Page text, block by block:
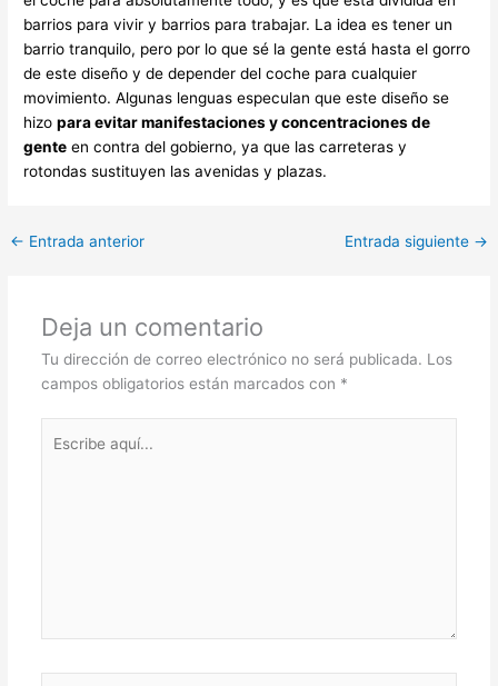
barrios para vivir y barrios para trabajar. La idea es tener un
barrio tranquilo, pero por lo que sé la gente está hasta el gorro
de este diseño y de depender del coche para cualquier
movimiento. Algunas lenguas especulan que este diseño se
hizopara evitar manifestaciones y concentraciones de
gente en contra del gobierno, ya que las carreteras y
rotondas sustituyen las avenidas y plazas.
← Entrada anterior Entrada siguiente →
Deja un comentario
Tu dirección de correo electrónico no será publicada. Los
campos obligatorios están marcados con *
aquí...